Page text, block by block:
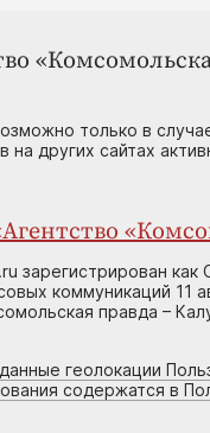
только в
на других сайтах
зарегистрирован
коммуникаций
правда –
геолокации
содержатся в